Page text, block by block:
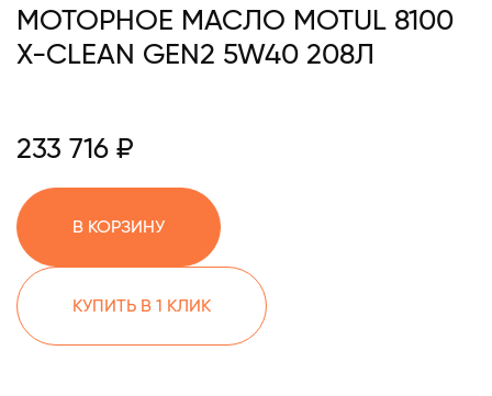
МОТОРНОЕ МАСЛО MOTUL 8100
X-CLEAN GEN2 5W40 208Л
233 716 ₽
В КОРЗИНУ
КУПИТЬ В 1 КЛИК